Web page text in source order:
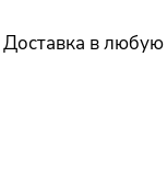
Доставка в любую